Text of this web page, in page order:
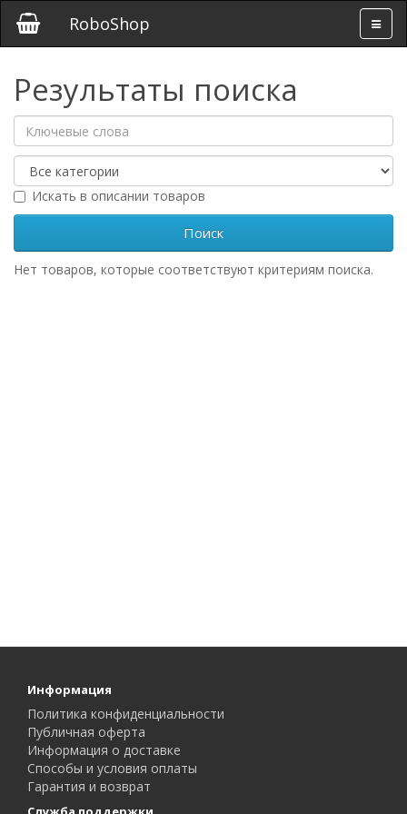
RoboShop
Результаты поиска
Искать в описании товаров
Нет товаров, которые соответствуют критериям поиска.
Информация
Политика конфиденциальности
Публичная оферта
Информация о доставке
Способы и условия оплаты
Гарантия и возврат